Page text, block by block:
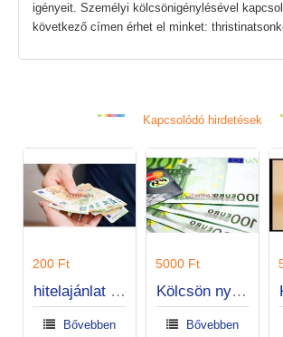
igényeit. Személyi kölcsönigénylésével
következő címen érhet el minket:
Kapcsolódó hirdetések
200 Ft
hitelajánlat magánszemélyeknek
Bővebben
5000 Ft
Kölcsön nyújtása magánszemély részére
Bővebben